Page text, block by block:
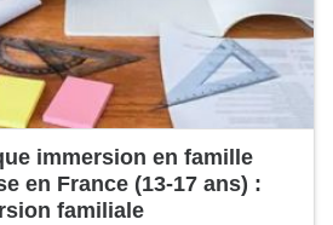
immersion en famille
en France (13-17 ans) :
familiale